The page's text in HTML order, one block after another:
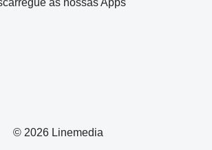
© 2026 Linemedia
as nossas Apps